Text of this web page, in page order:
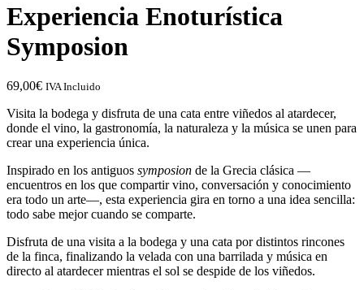
Experiencia Enoturística
Symposion
69,00€ IVA Incluido
Visita la bodega y disfruta de una cata entre viñedos al atardecer,
donde el vino, la gastronomía, la naturaleza y la música se unen para
crear una experiencia única.
Inspirado en los antiguos symposion de la Grecia clásica —
encuentros en los que compartir vino, conversación y conocimiento
era todo un arte—, esta experiencia gira en torno a una idea sencilla:
todo sabe mejor cuando se comparte.
Disfruta de una visita a la bodega y una cata por distintos rincones
de la finca, finalizando la velada con una barrilada y música en
directo al atardecer mientras el sol se despide de los viñedos.